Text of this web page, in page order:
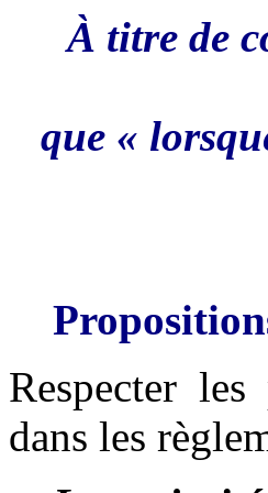
À titre de
que «
Respecter
dans les